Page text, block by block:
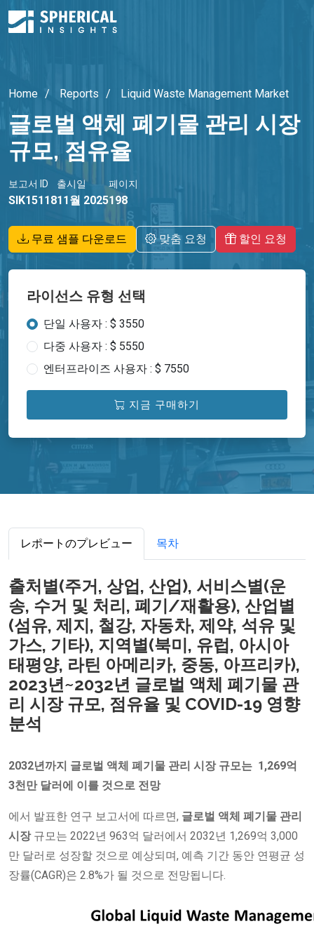
Home Reports Liquid Waste Management Market
글로벌 액체 폐기물 관리 시장
규모, 점유율
보고서 ID
SIK15118
출시일
11월 2025
페이지
198
무료 샘플 다운로드 맞춤 요청 할인 요청
라이선스 유형 선택
단일 사용자 : $ 3550
다중 사용자 : $ 5550
엔터프라이즈 사용자 : $ 7550
지금 구매하기
レポートのプレビュー 목차
출처별(주거, 상업, 산업), 서비스별(운
송, 수거 및 처리, 폐기/재활용), 산업별
(섬유, 제지, 철강, 자동차, 제약, 석유 및
가스, 기타), 지역별(북미, 유럽, 아시아
태평양, 라틴 아메리카, 중동, 아프리카),
2023년~2032년 글로벌 액체 폐기물 관
리 시장 규모, 점유율 및 COVID-19 영향
분석
2032년까지 글로벌 액체 폐기물 관리 시장 규모는 1,269억
3천만 달러에 이를 것으로 전망
에서 발표한 연구 보고서에 따르면, 글로벌 액체 폐기물 관리
시장규모는 2022년 963억 달러에서 2032년 1,269억 3,000
만 달러로 성장할 것으로 예상되며, 예측 기간 동안 연평균 성
장률(CAGR)은 2.8%가 될 것으로 전망됩니다.